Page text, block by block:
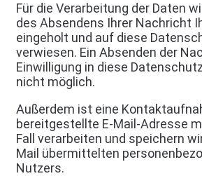
Für die Verarbeitung der Daten
des Absendens Ihrer Nachricht
eingeholt und auf diese
verwiesen. Ein Absenden der
Einwilligung in diese
nicht möglich.
Außerdem ist eine
bereitgestellte E-Mail-Adresse
Fall verarbeiten und speichern
Mail übermittelten
Nutzers.